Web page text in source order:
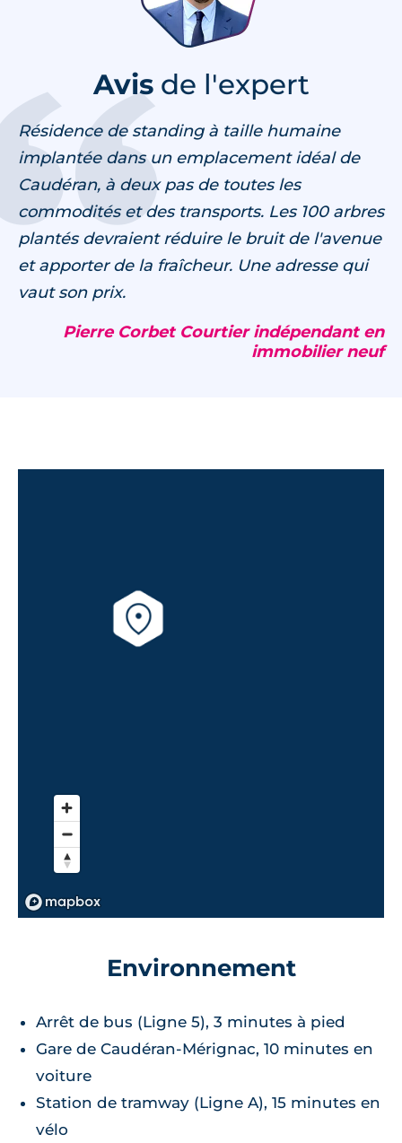
Avisde l'expert
Résidence de standing à taille humaine
implantée dans un emplacement idéal de
Caudéran, à deux pas de toutes les
commodités et des transports. Les 100 arbres
plantés devraient réduire le bruit de l'avenue
et apporter de la fraîcheur. Une adresse qui
vaut son prix.
Pierre Corbet Courtier indépendant en
immobilier neuf
Environnement
Arrêt de bus (Ligne 5), 3 minutes à pied
Gare de Caudéran-Mérignac, 10 minutes en
voiture
Station de tramway (Ligne A), 15 minutes en
vélo